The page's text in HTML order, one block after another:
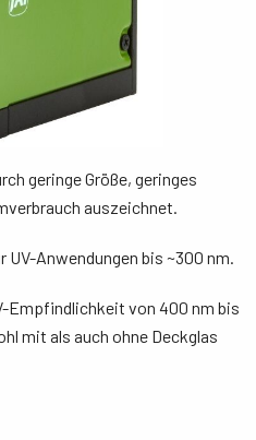
geringe Größe, geringes
auszeichnet.
UV-Anwendungen bis ~300 nm.
Empfindlichkeit von 400 nm bis
mit als auch ohne Deckglas